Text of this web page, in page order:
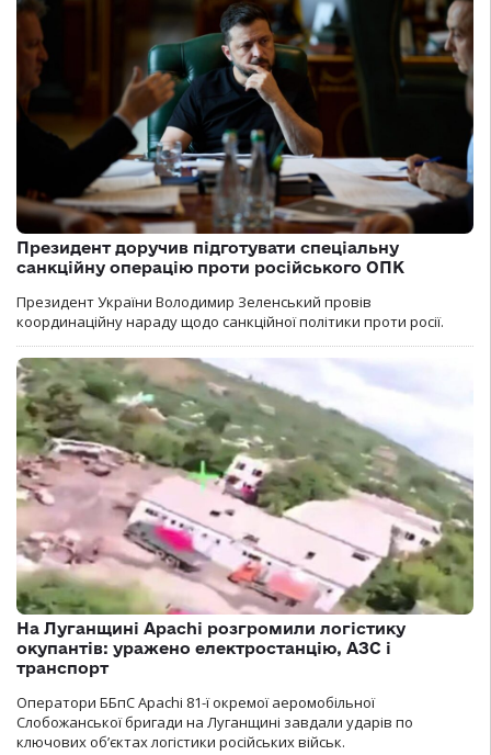
Президент доручив підготувати спеціальну
санкційну операцію проти російського ОПК
Президент України Володимир Зеленський провів
координаційну нараду щодо санкційної політики проти росії.
На Луганщині Apachi розгромили логістику
окупантів: уражено електростанцію, АЗС і
транспорт
Оператори ББпС Apachi 81-ї окремої аеромобільної
Слобожанської бригади на Луганщині завдали ударів по
ключових об’єктах логістики російських військ.